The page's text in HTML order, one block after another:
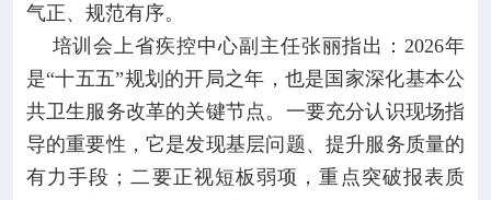
气正、规范有序。
培训会上省疾控中心副主任张丽指出：2026年
是“十五五”规划的开局之年，也是国家深化基本公
共卫生服务改革的关键节点。一要充分认识现场指
导的重要性，它是发现基层问题、提升服务质量的
有力手段；二要正视短板弱项，重点突破报表质